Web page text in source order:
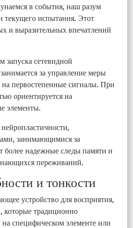
в события, наш разум
текущего испытания. Этот
и выразительных впечатлений
запуска сетевидной
за управление меры
на первостепенные сигналы. При
ориентируется на
элементы.
занимающимися за
более надежные следы памяти и
переживаний.
и тонкости
устройство для восприятия,
которые традиционно
специфическом элементе или